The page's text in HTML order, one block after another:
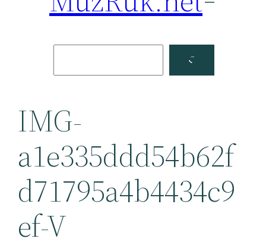
Facebook
IMG-
a1e335ddd54b62f
d71795a4b4434c9
ef-V